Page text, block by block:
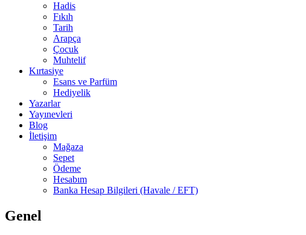
Hadis
Fıkıh
Tarih
Arapça
Çocuk
Muhtelif
Kırtasiye
Esans ve Parfüm
Hediyelik
Yazarlar
Yayınevleri
Blog
İletişim
Mağaza
Sepet
Ödeme
Hesabım
Banka Hesap Bilgileri (Havale / EFT)
Genel